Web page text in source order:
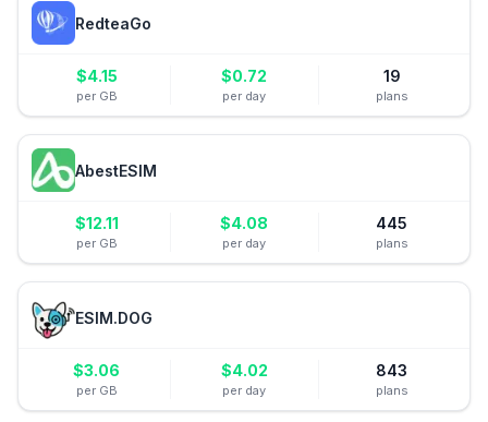
RedteaGo
$4.15
per GB
$0.72
per day
19
plans
AbestESIM
$12.11
per GB
$4.08
per day
445
plans
ESIM.DOG
$3.06
per GB
$4.02
per day
843
plans